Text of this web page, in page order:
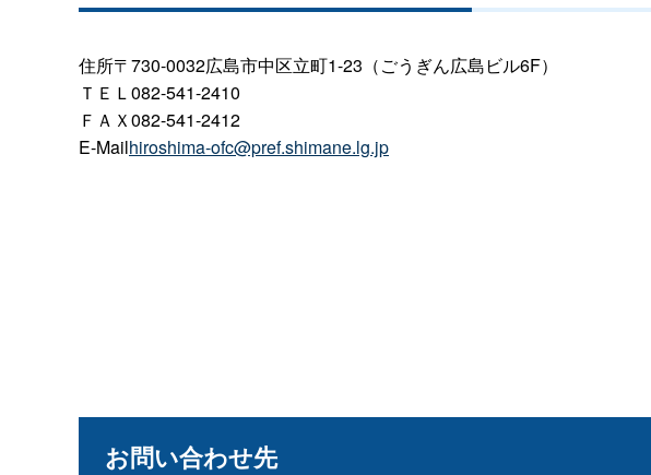
住所〒730-0032広島市中区立町1-23（ごうぎん広島ビル6F）
ＴＥＬ082-541-2410
ＦＡＸ082-541-2412
E-Mailhiroshima-ofc@pref.shimane.lg.jp
お問い合わせ先